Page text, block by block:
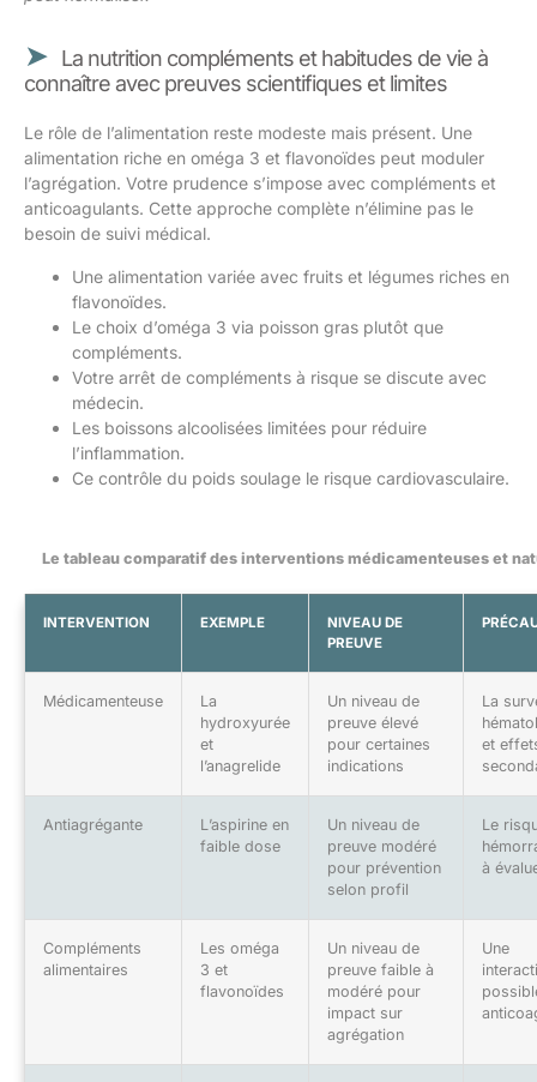
La nutrition compléments et habitudes de vie à
connaître avec preuves scientifiques et limites
Le rôle de l’alimentation reste modeste mais présent. Une
alimentation riche en oméga 3 et flavonoïdes peut moduler
l’agrégation. Votre prudence s’impose avec compléments et
anticoagulants. Cette approche complète n’élimine pas le
besoin de suivi médical.
Une alimentation variée avec fruits et légumes riches en
flavonoïdes.
Le choix d’oméga 3 via poisson gras plutôt que
compléments.
Votre arrêt de compléments à risque se discute avec
médecin.
Les boissons alcoolisées limitées pour réduire
l’inflammation.
Ce contrôle du poids soulage le risque cardiovasculaire.
Le tableau comparatif des interventions médicamenteuses et
INTERVENTION EXEMPLE
NIVEAU DE
PREUVE
Médicamenteuse
La
hydroxyurée
et
l’anagrelide
Un niveau de
preuve élevé
pour certaines
indications
La
et
Antiagrégante
L’aspirine en
faible dose
Un niveau de
preuve modéré
pour prévention
selon profil
Le
à
Compléments
alimentaires
Les oméga
3 et
flavonoïdes
Un niveau de
preuve faible à
modéré pour
impact sur
agrégation
Une